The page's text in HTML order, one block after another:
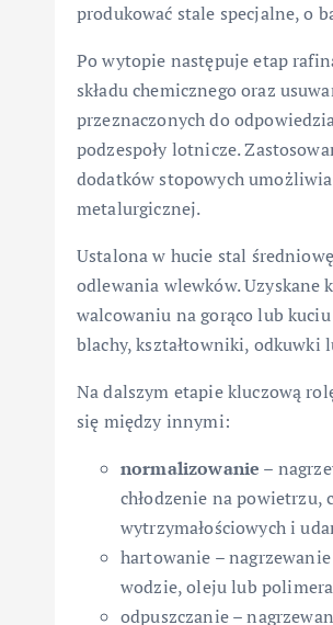
produkować stale specjalne, o
Po wytopie następuje etap
składu chemicznego oraz
przeznaczonych do
podzespoły lotnicze.
dodatków stopowych
metalurgicznej.
Ustalona w hucie stal
odlewania wlewków. Uzyskane
walcowaniu na gorąco lub
blachy, kształtowniki, odkuwki
Na dalszym etapie kluczową
się między innymi:
normalizowanie –
chłodzenie na powietrzu,
wytrzymałościowych i
hartowanie –
wodzie, oleju lub
odpuszczanie –